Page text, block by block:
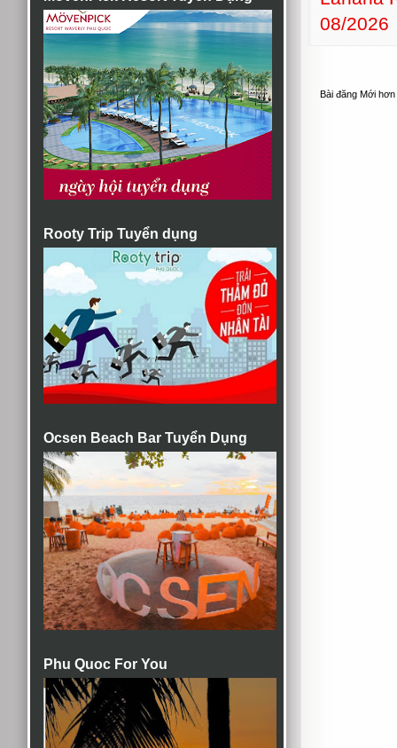
Rooty Trip Tuyển dụng
Ocsen Beach Bar Tuyển Dụng
Phu Quoc For You
08/2026
Bài đăng Mới hơn